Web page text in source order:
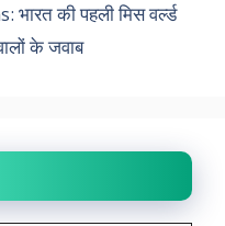
i
n
की पहली मिस वर्ल्ड
के जवाब